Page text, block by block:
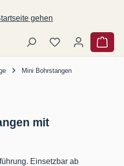
Mini Bohrstangen
mit
Einsetzbar ab